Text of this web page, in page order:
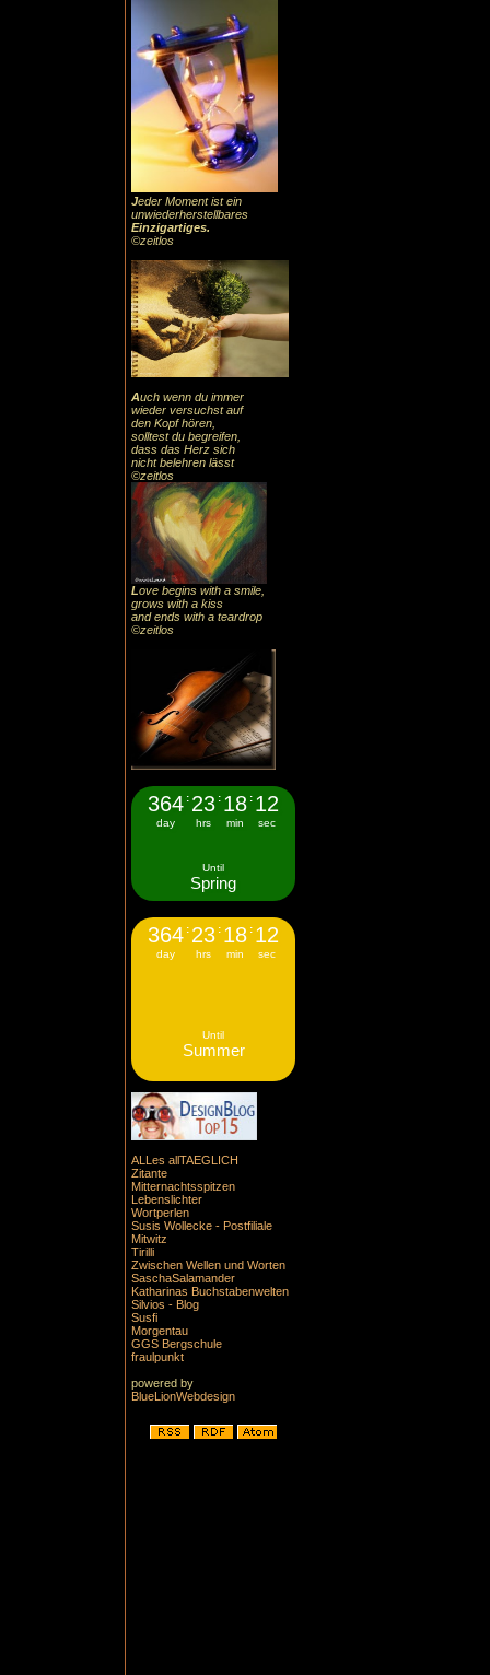
Jeder Moment ist ein
unwiederherstellbares
Einzigartiges.
©zeitlos
Auch wenn du immer
wieder versuchst auf
den Kopf hören,
solltest du begreifen,
dass das Herz sich
nicht belehren lässt
©zeitlos
Love begins with a smile,
grows with a kiss
and ends with a teardrop
©zeitlos
364
day
: 23
hrs
: 18
min
: 11
sec
Until
Spring
364
day
: 23
hrs
: 18
min
: 11
sec
Until
Summer
ALLes allTAEGLICH
Zitante
Mitternachtsspitzen
Lebenslichter
Wortperlen
Susis Wollecke - Postfiliale
Mitwitz
Tirilli
Zwischen Wellen und Worten
SaschaSalamander
Katharinas Buchstabenwelten
Silvios - Blog
Susfi
Morgentau
GGS Bergschule
fraulpunkt
powered by
BlueLionWebdesign